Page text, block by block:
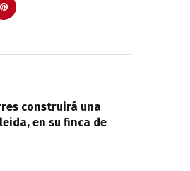
construirá una
en su finca de